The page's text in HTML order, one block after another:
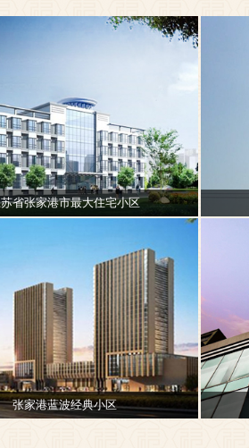
省张家港市最大住宅小区
张家港蓝波经典小区